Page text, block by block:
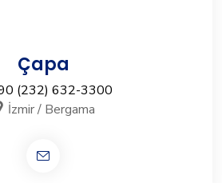
Çapa
(232) 632-3300
İzmir / Bergama